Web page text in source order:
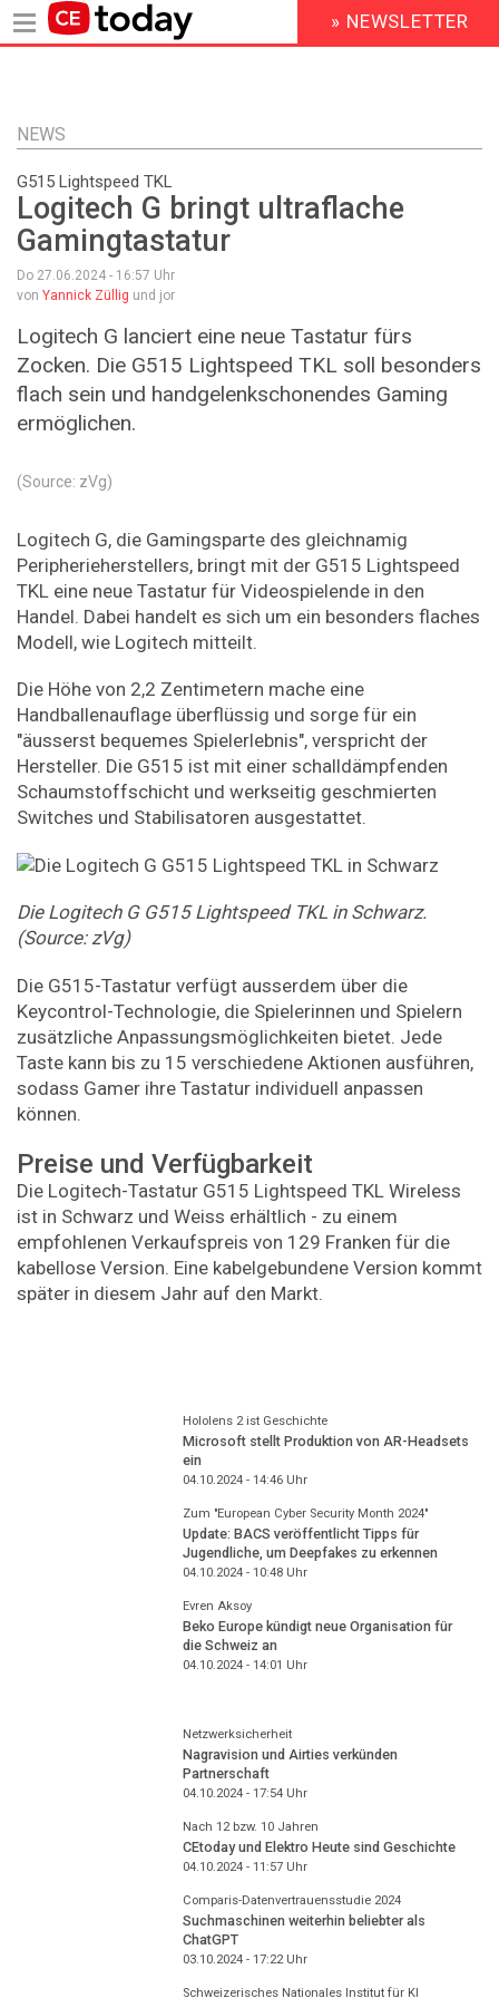
Inhalt
HEADER
MENU
» NEWSLETTER
NEWS
G515 Lightspeed TKL
Logitech G bringt ultraflache
Gamingtastatur
Do 27.06.2024 - 16:57 Uhr
von Yannick Züllig und jor
Logitech G lanciert eine neue Tastatur fürs
Zocken. Die G515 Lightspeed TKL soll besonders
flach sein und handgelenkschonendes Gaming
ermöglichen.
(Source: zVg)
Logitech G, die Gamingsparte des gleichnamig
Peripherieherstellers, bringt mit der G515 Lightspeed
TKL eine neue Tastatur für Videospielende in den
Handel. Dabei handelt es sich um ein besonders flaches
Modell, wie Logitech mitteilt.
Die Höhe von 2,2 Zentimetern mache eine
Handballenauflage überflüssig und sorge für ein
"äusserst bequemes Spielerlebnis", verspricht der
Hersteller. Die G515 ist mit einer schalldämpfenden
Schaumstoffschicht und werkseitig geschmierten
Switches und Stabilisatoren ausgestattet.
Die Logitech G G515 Lightspeed TKL in Schwarz.
(Source: zVg)
Die G515-Tastatur verfügt ausserdem über die
Keycontrol-Technologie, die Spielerinnen und Spielern
zusätzliche Anpassungsmöglichkeiten bietet. Jede
Taste kann bis zu 15 verschiedene Aktionen ausführen,
sodass Gamer ihre Tastatur individuell anpassen
können.
Preise und Verfügbarkeit
Die Logitech-Tastatur G515 Lightspeed TKL Wireless
ist in Schwarz und Weiss erhältlich - zu einem
empfohlenen Verkaufspreis von 129 Franken für die
kabellose Version. Eine kabelgebundene Version kommt
später in diesem Jahr auf den Markt.
Hololens 2 ist Geschichte
Microsoft stellt Produktion von AR-Headsets
ein
04.10.2024 - 14:46Uhr
Zum "European Cyber Security Month 2024"
Update: BACS veröffentlicht Tipps für
Jugendliche, um Deepfakes zu erkennen
04.10.2024 - 10:48Uhr
Evren Aksoy
Beko Europe kündigt neue Organisation für
die Schweiz an
04.10.2024 - 14:01 Uhr
Netzwerksicherheit
Nagravision und Airties verkünden
Partnerschaft
04.10.2024 - 17:54Uhr
Nach 12 bzw. 10 Jahren
CEtoday und Elektro Heute sind Geschichte
04.10.2024 - 11:57Uhr
Comparis-Datenvertrauensstudie 2024
Suchmaschinen weiterhin beliebter als
ChatGPT
03.10.2024 - 17:22Uhr
Schweizerisches Nationales Institut für KI